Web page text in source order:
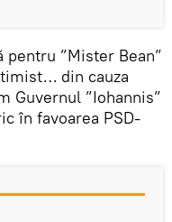
”Mister Bean”
din cauza
Guvernul ”Iohannis”
în favoarea PSD-